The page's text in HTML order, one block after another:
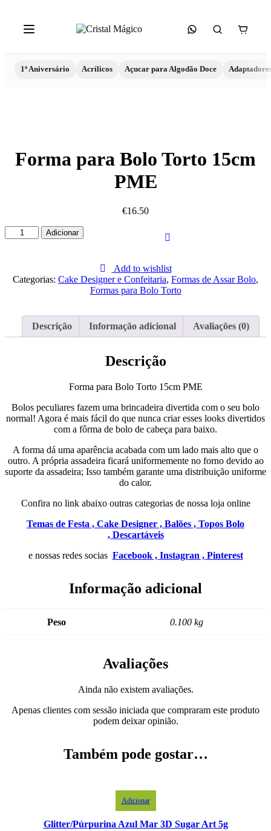
1º Aniversário Acrílicos Açucar para Algodão Doce
Forma para Bolo Torto 15cm
PME
€16.50
Quantidade
de
Bolo
Torto
Adicionar
Add to wishlist
Categorias: Cake Designer e Confeitaria, Formas de Assar Bolo,
Formas para Bolo Torto
Descrição Informação adicional Avaliações (0)
Descrição
Forma para Bolo Torto 15cm PME
Bolos peculiares fazem uma brincadeira divertida com o seu bolo
normal! Agora é mais fácil do que nunca criar esses looks divertidos
com a fôrma de bolo de cabeça para baixo.
A forma dá uma aparência acabada com um lado mais alto que o
outro. A própria assadeira ficará uniformemente no forno devido ao
suporte da assadeira; Isso também garante uma distribuição uniforme
do calor.
Confira no link abaixo outras categorias de nossa loja online
Temas de Festa , Cake Designer , Balões , Topos Bolo
, Descartáveis
e nossas redes socias Facebook , Instagran , Pinterest
Informação adicional
Peso 0.100 kg
Avaliações
Ainda não existem avaliações.
Apenas clientes com sessão iniciada que compraram este produto
podem deixar opinião.
Também pode gostar…
Adicionar
Glitter/Púrpurina Azul Mar 3D Sugar Art 5g